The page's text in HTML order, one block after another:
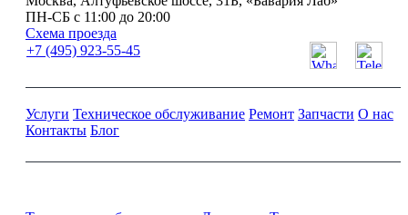
ПН-СБ с 11:00 до 20:00
Схема проезда
+7 (495) 923-55-45
Услуги Техническое обслуживание Ремонт Запчасти О нас
Контакты Блог